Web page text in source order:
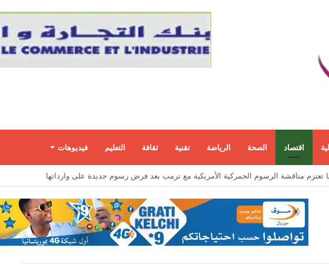
اقتصاد الصحة الرياضة تقنية ثقافة التعليم فيديوهات
حرب الاستخبارات داخل إسرائيل عبر تجنيد مواطنين بمهام تبدأ بسيطة وتنتهي بالتجسس العسكري